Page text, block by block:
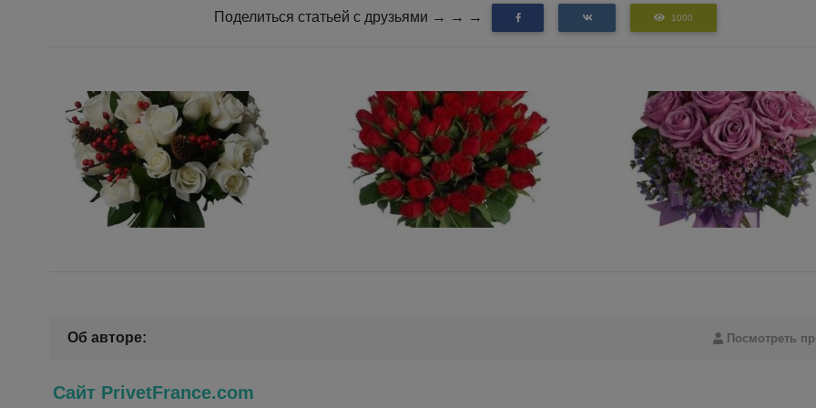
Поделиться статьей с друзьями → → → 1000
Об авторе: Посмотреть
Сайт PrivetFrance.com